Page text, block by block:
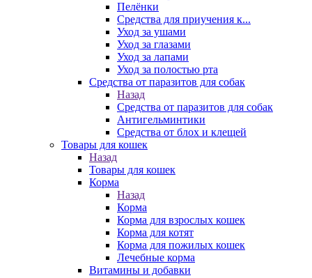
Пелёнки
Средства для приучения к...
Уход за ушами
Уход за глазами
Уход за лапами
Уход за полостью рта
Средства от паразитов для собак
Назад
Средства от паразитов для собак
Антигельминтики
Средства от блох и клещей
Товары для кошек
Назад
Товары для кошек
Корма
Назад
Корма
Корма для взрослых кошек
Корма для котят
Корма для пожилых кошек
Лечебные корма
Витамины и добавки